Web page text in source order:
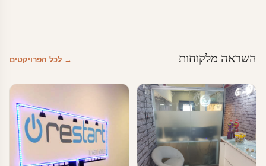
השראה מלקוחות → לכל הפרויקטים